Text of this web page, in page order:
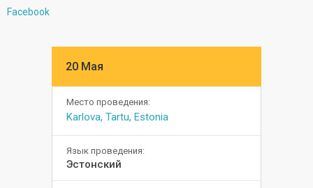
Facebook
20 Мая
Место проведения:
Karlova, Tartu, Estonia
Язык проведения:
Эстонский